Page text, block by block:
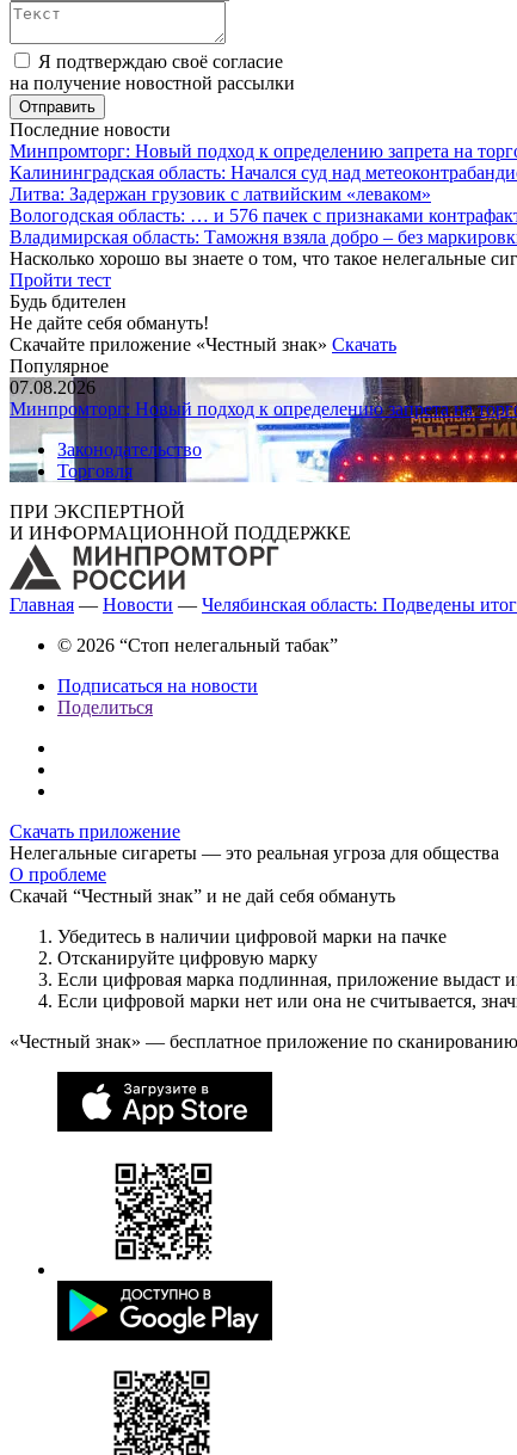
Я подтверждаю своё согласие
на получение новостной рассылки
Последние новости
Минпромторг: Новый подход к определению запрета на
Калининградская область: Начался суд над
Литва: Задержан грузовик с латвийским «леваком»
Вологодская область: … и 576 пачек с признаками
Владимирская область: Таможня взяла добро – без
Насколько хорошо вы знаете о том, что такое нелегальные
Пройти тест
Будь бдителен
Не дайте себя обмануть!
Скачайте приложение «Честный знак» Скачать
Популярное
07.08.2026
Минпромторг: Новый подход к определению запрета на
Законодательство
Торговля
ПРИ ЭКСПЕРТНОЙ
И ИНФОРМАЦИОННОЙ ПОДДЕРЖКЕ
Главная — Новости — Челябинская область: Подведены
© 2026 “Стоп нелегальный табак”
Подписаться на новости
Поделиться
Скачать приложение
Нелегальные сигареты — это реальная угроза для общества
О проблеме
Скачай “Честный знак” и не дай себя обмануть
Убедитесь в наличии цифровой марки на пачке
Отсканируйте цифровую марку
Если цифровая марка подлинная, приложение выдаст
Если цифровой марки нет или она не считывается,
«Честный знак» — бесплатное приложение по